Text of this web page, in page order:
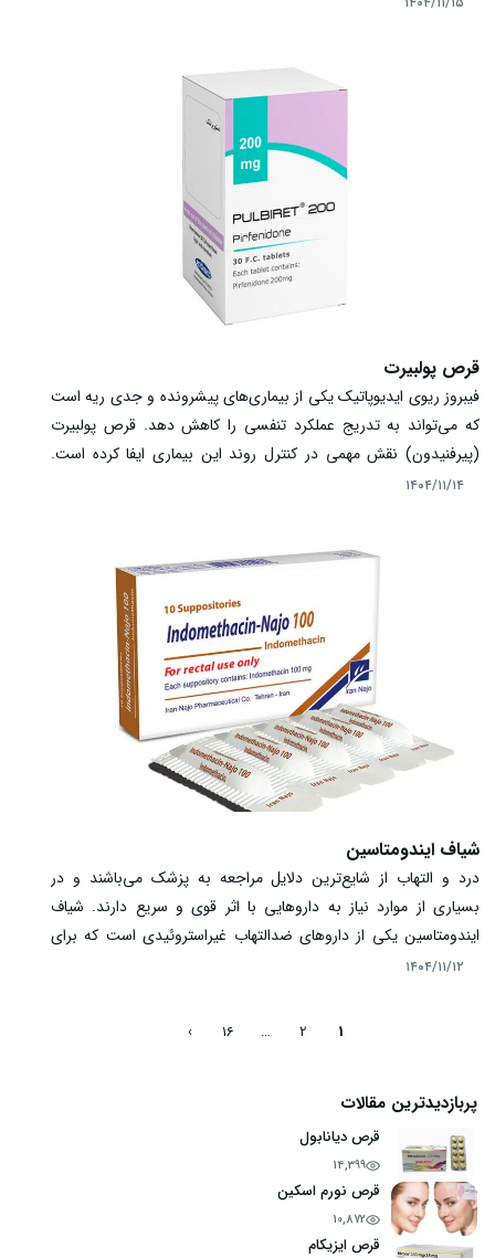
قند خون و هم به پیشگیری از نوسانات شدید آن کمک کرده و تحت
قرص پولبیرت
فیبروز ریوی ایدیوپاتیک یکی از بیماری‌های پیشرونده و جدی ریه است
که می‌تواند به تدریج عملکرد تنفسی را کاهش دهد. قرص پولبیرت
(پیرفنیدون) نقش مهمی در کنترل روند این بیماری ایفا کرده است.
پولبیرت با اثرات ضد فیبروز و ضد التهابی، باعث کاهش سرعت پیشرفت
۱۴۰۴/۱۱/۱۴
شیاف ایندومتاسین
درد و التهاب از شایع‌ترین دلایل مراجعه به پزشک می‌باشند و در
بسیاری از موارد نیاز به داروهایی با اثر قوی و سریع دارند. شیاف
ایندومتاسین یکی از داروهای ضدالتهاب غیراستروئیدی است که برای
کنترل دردها و التهاب‌های شدید به کار می‌رود و زمانی استفاده می‌شود
التهابی در بدن، به کاهش درد و تورم کمک می‌کند. آشنایی با کاربردها،
۱۴۰۴/۱۱/۱۲
1
2
…
16
›
پربازدیدترین مقالات
قرص دیانابول
14,399
قرص نورم اسکین
10,872
قرص ایزیکام